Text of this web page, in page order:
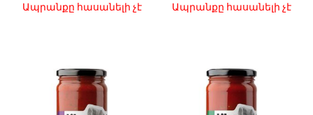
Ապրանքը հասանելի չէ Ապրանքը հասանելի չէ